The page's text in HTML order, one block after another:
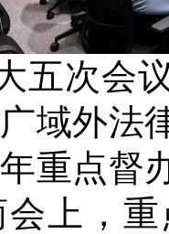
五次会
域外法
重点督
上，